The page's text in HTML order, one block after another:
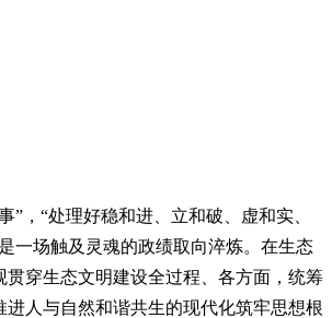
，“处理好稳和进、立和破、虚和实、
一场触及灵魂的政绩取向淬炼。在生态
穿生态文明建设全过程、各方面，统筹
人与自然和谐共生的现代化筑牢思想根